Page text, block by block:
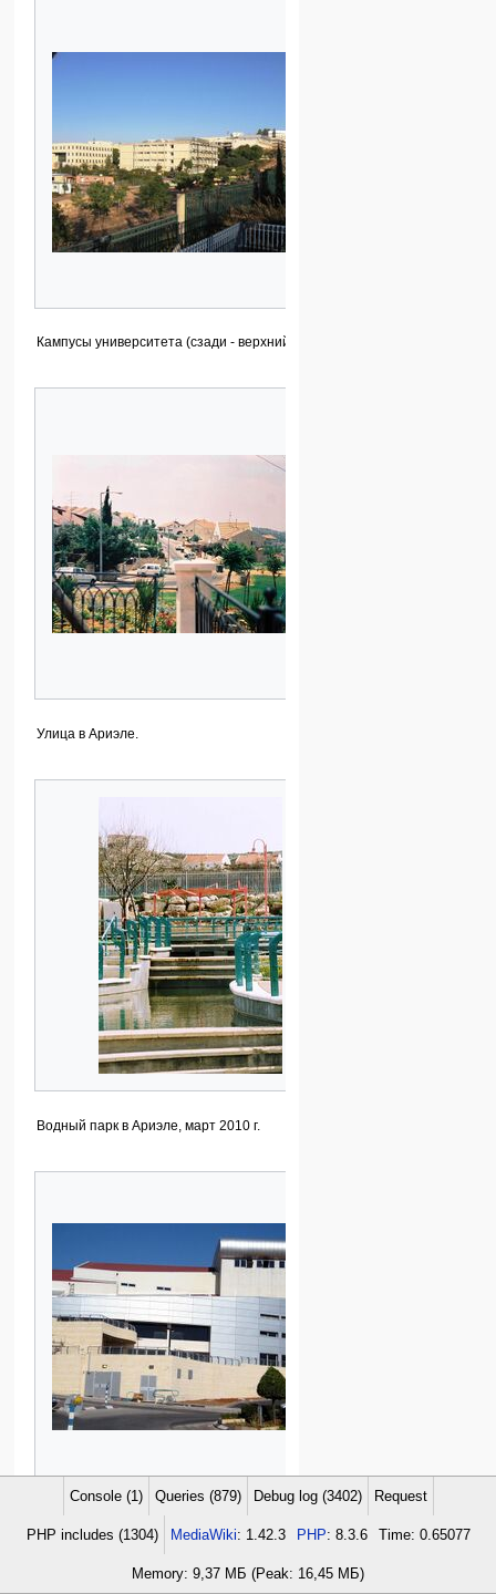
Кампусы университета (сзади - верхний)
Улица в Ариэле.
Водный парк в Ариэле, март 2010 г.
Новый дворец культуры в Ариэле. Фото Макса
Черноглаза.
Console (1) Queries (879) Debug log (3402) Request
PHP includes (1304) MediaWiki: 1.42.3 PHP: 8.3.6 Time: 0.65077
Memory: 9,37 МБ (Peak: 16,45 МБ)